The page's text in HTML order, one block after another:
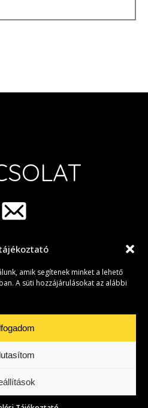
amik segítenek minket a lehető
A süti hozzájárulásokat az alábbi
42
by